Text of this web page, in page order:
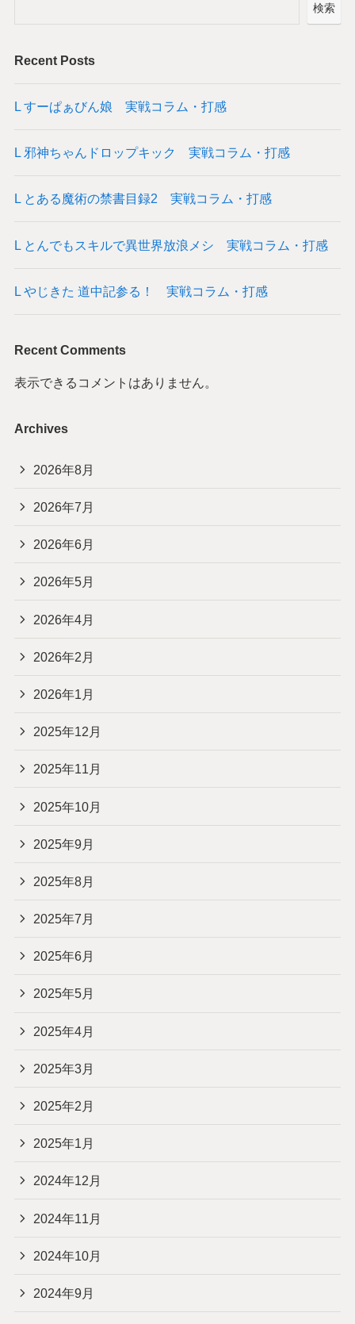
検索
Recent Posts
L すーぱぁびん娘 実戦コラム・打感
L 邪神ちゃんドロップキック 実戦コラム・打感
L とある魔術の禁書目録2 実戦コラム・打感
L とんでもスキルで異世界放浪メシ 実戦コラム・打感
L やじきた 道中記参る！ 実戦コラム・打感
Recent Comments
表示できるコメントはありません。
Archives
2026年8月
2026年7月
2026年6月
2026年5月
2026年4月
2026年2月
2026年1月
2025年12月
2025年11月
2025年10月
2025年9月
2025年8月
2025年7月
2025年6月
2025年5月
2025年4月
2025年3月
2025年2月
2025年1月
2024年12月
2024年11月
2024年10月
2024年9月